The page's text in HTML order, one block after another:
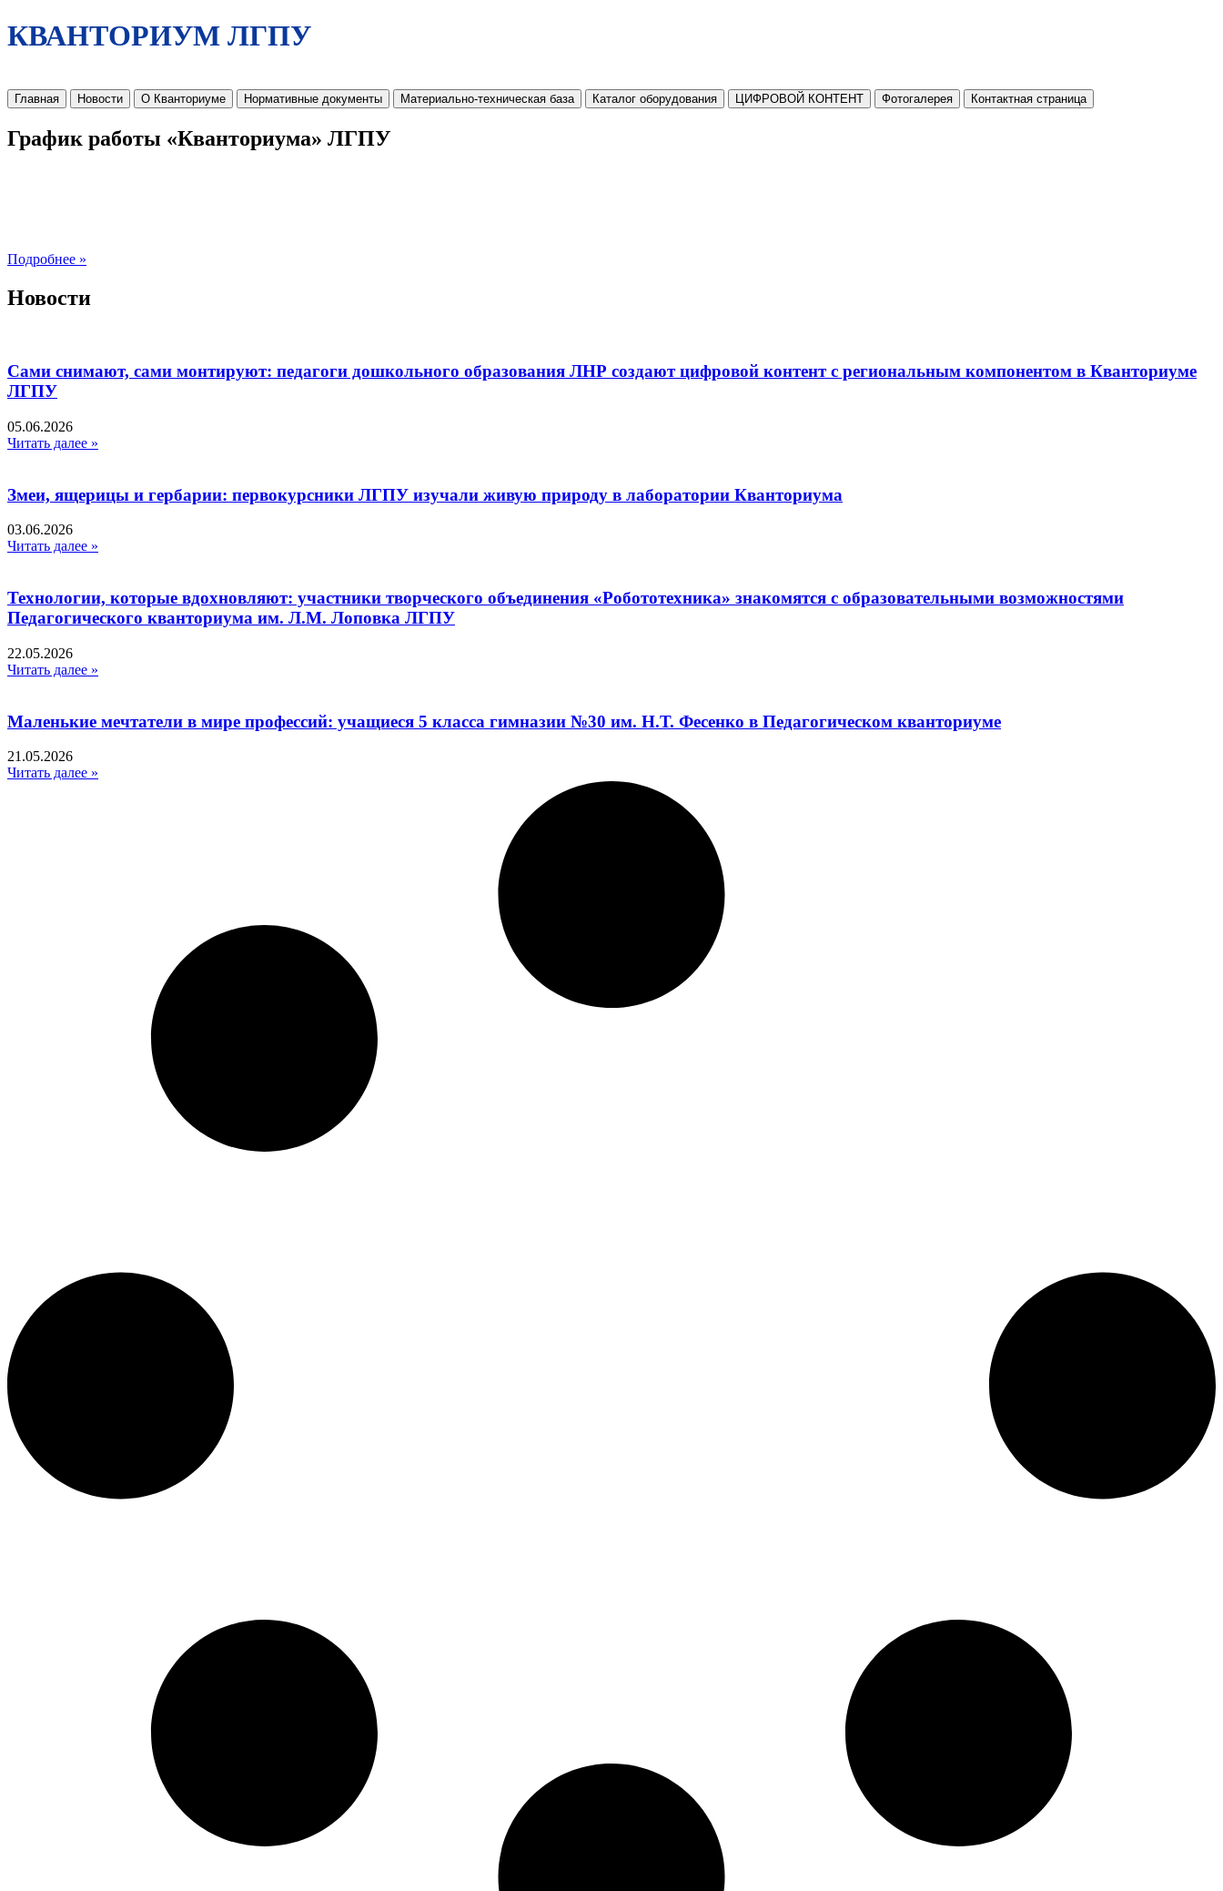
КВАНТОРИУМ ЛГПУ
Главная Новости О Кванториуме Нормативные документы Материально-техническая база Каталог оборудования ЦИФРОВОЙ КОНТЕНТ Фотогалерея Контактная страница
График работы «Кванториума» ЛГПУ
Подробнее »
Новости
Сами снимают, сами монтируют: педагоги дошкольного образования ЛНР создают цифровой контент с региональным компонентом в Кванториуме
ЛГПУ​
05.06.2026
Читать далее »
Змеи, ящерицы и гербарии: первокурсники ЛГПУ изучали живую природу в лаборатории Кванториума
03.06.2026
Читать далее »
Технологии, которые вдохновляют: участники творческого объединения «Робототехника» знакомятся с образовательными возможностями
Педагогического кванториума им. Л.М. Лоповка ЛГПУ
22.05.2026
Читать далее »
Маленькие мечтатели в мире профессий: учащиеся 5 класса гимназии №30 им. Н.Т. Фесенко в Педагогическом кванториуме
21.05.2026
Читать далее »